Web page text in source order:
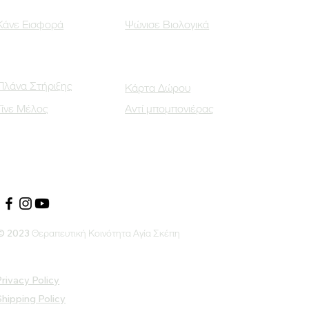
Εισφορά Ψώνισε Βιολογικά
Στήριξης
Μέλος
Κάρτα Δώρου
Αντί μπομπονιέρας
2023 Θεραπευτική Κοινότητα Αγία Σκέπη
Policy
Policy